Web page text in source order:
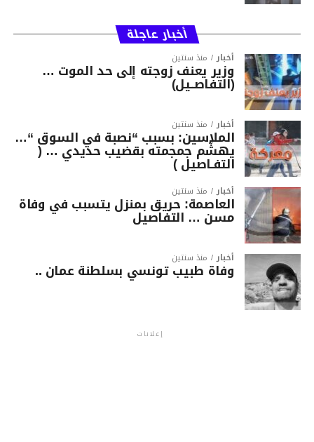
أخبار عاجلة
أخبار منذ سنتين
وزير يعنف زوجته إلى حد الموت …
(التفاصــيل)
أخبار منذ سنتين
الملاسين: بسبب “نصبة في السوق “…
يهشّم جمجمته بقضيب حديدي … (
التفـاصيل )
أخبار منذ سنتين
العاصمة: حريق بمنزل يتسبب في وفاة
مسن … التفاصيل
أخبار منذ سنتين
وفاة طبيب تونسي بسلطنة عمان ..
إعلانات